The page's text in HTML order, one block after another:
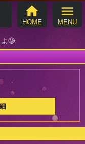
home
HOME
menu
MENU
よ🥲